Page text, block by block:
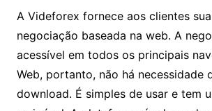
A Videforex fornece aos clientes sua
de negociação baseada na web. A
acessível em todos os principais
Web, portanto, não há necessidade